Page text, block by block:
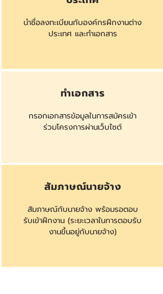
นำชื่อลงทะเบียนกับองค์กรฝึกงานต่าง
ประเทศ และทำเอกสาร
ทำเอกสาร
กรอกเอกสารข้อมูลในการสมัครเข้า
ร่วมโครงการผ่านเว็บไซต์
สัมภาษณ์นายจ้าง
สัมภาษณ์กับนายจ้าง พร้อมรอตอบ
รับเข้าฝึกงาน (ระยะเวลาในการตอบรับ
งานขึ้นอยู่กับนายจ้าง)